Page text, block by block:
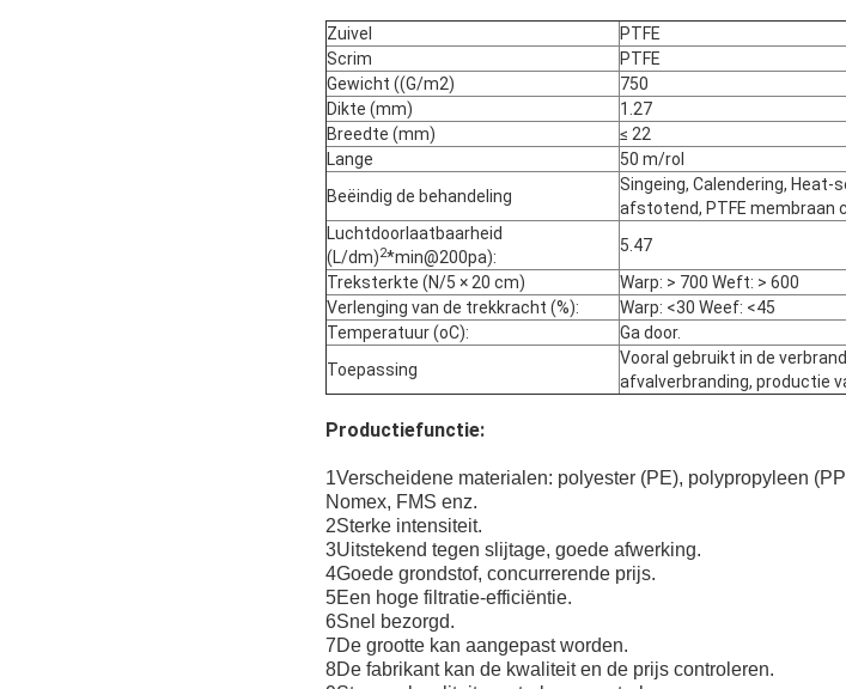
Zuivel
PTFE
Scrim
PTFE
Gewicht ((G/m2)
750
Dikte (mm)
1.27
Breedte (mm)
≤ 22
Lange
50 m/rol
Beëindig de behandeling
Singeing, Calendering, Heat-
afstotend, PTFE membraan
Luchtdoorlaatbaarheid
(L/dm)2*min@200pa):
5.47
Treksterkte (N/5 × 20 cm)
Warp: > 700 Weft: > 600
Verlenging van de trekkracht (%):
Warp: <30 Weef: <45
Temperatuur (oC):
Ga door.
Toepassing
Vooral gebruikt in de
afvalverbranding, productie
Productiefunctie:
1Verscheidene materialen: polyester (PE), polypropyleen
Nomex, FMS enz.
2Sterke intensiteit.
3Uitstekend tegen slijtage, goede afwerking.
4Goede grondstof, concurrerende prijs.
5Een hoge filtratie-efficiëntie.
6Snel bezorgd.
7De grootte kan aangepast worden.
8De fabrikant kan de kwaliteit en de prijs controleren.